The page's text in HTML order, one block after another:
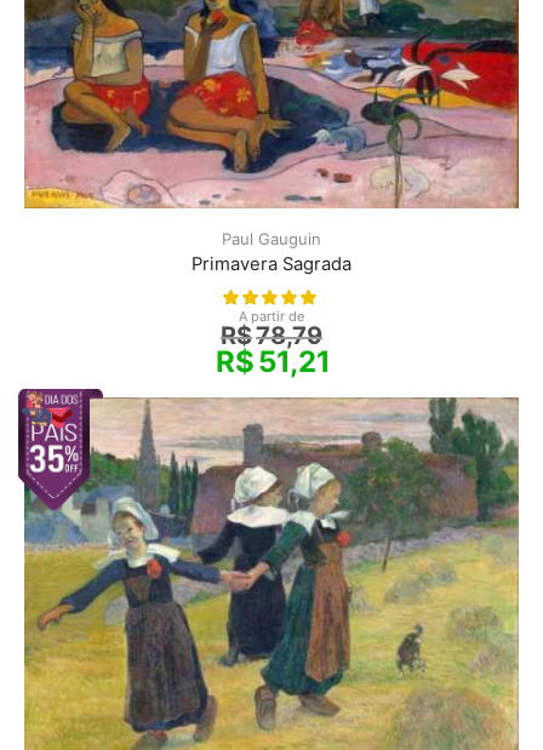
Paul Gauguin
Primavera Sagrada
A partir de
R$78,79
R$51,21